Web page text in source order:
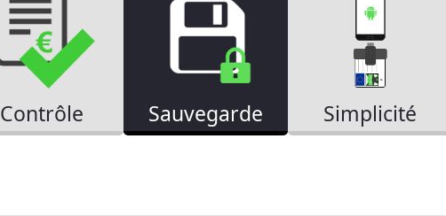
Contrôle Sauvegarde Simplicité